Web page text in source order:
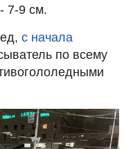
7-9 см.
с начала
по всему